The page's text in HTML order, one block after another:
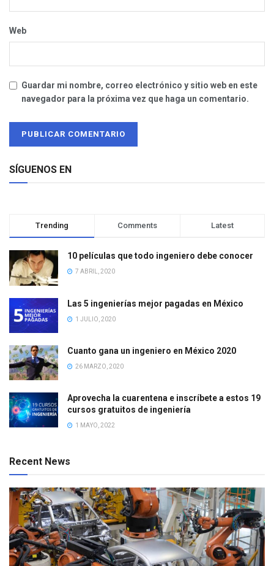
Web
Guardar mi nombre, correo electrónico y sitio web en este
navegador para la próxima vez que haga un comentario.
SÍGUENOS EN
Trending Comments Latest
10 películas que todo ingeniero debe conocer
7 ABRIL, 2020
Las 5 ingenierías mejor pagadas en México
1 JULIO, 2020
Cuanto gana un ingeniero en México 2020
26 MARZO, 2020
Aprovecha la cuarentena e inscríbete a estos 19
cursos gratuitos de ingeniería
1 MAYO, 2022
Recent News